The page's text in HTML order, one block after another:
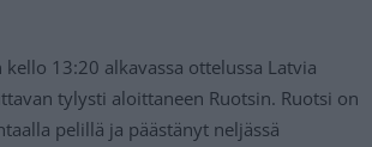
13:20 alkavassa ottelussa Latvia
tylysti aloittaneen Ruotsin. Ruotsi on
pelillä ja päästänyt neljässä